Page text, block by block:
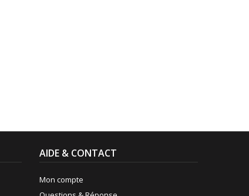
AIDE & CONTACT
Mon compte